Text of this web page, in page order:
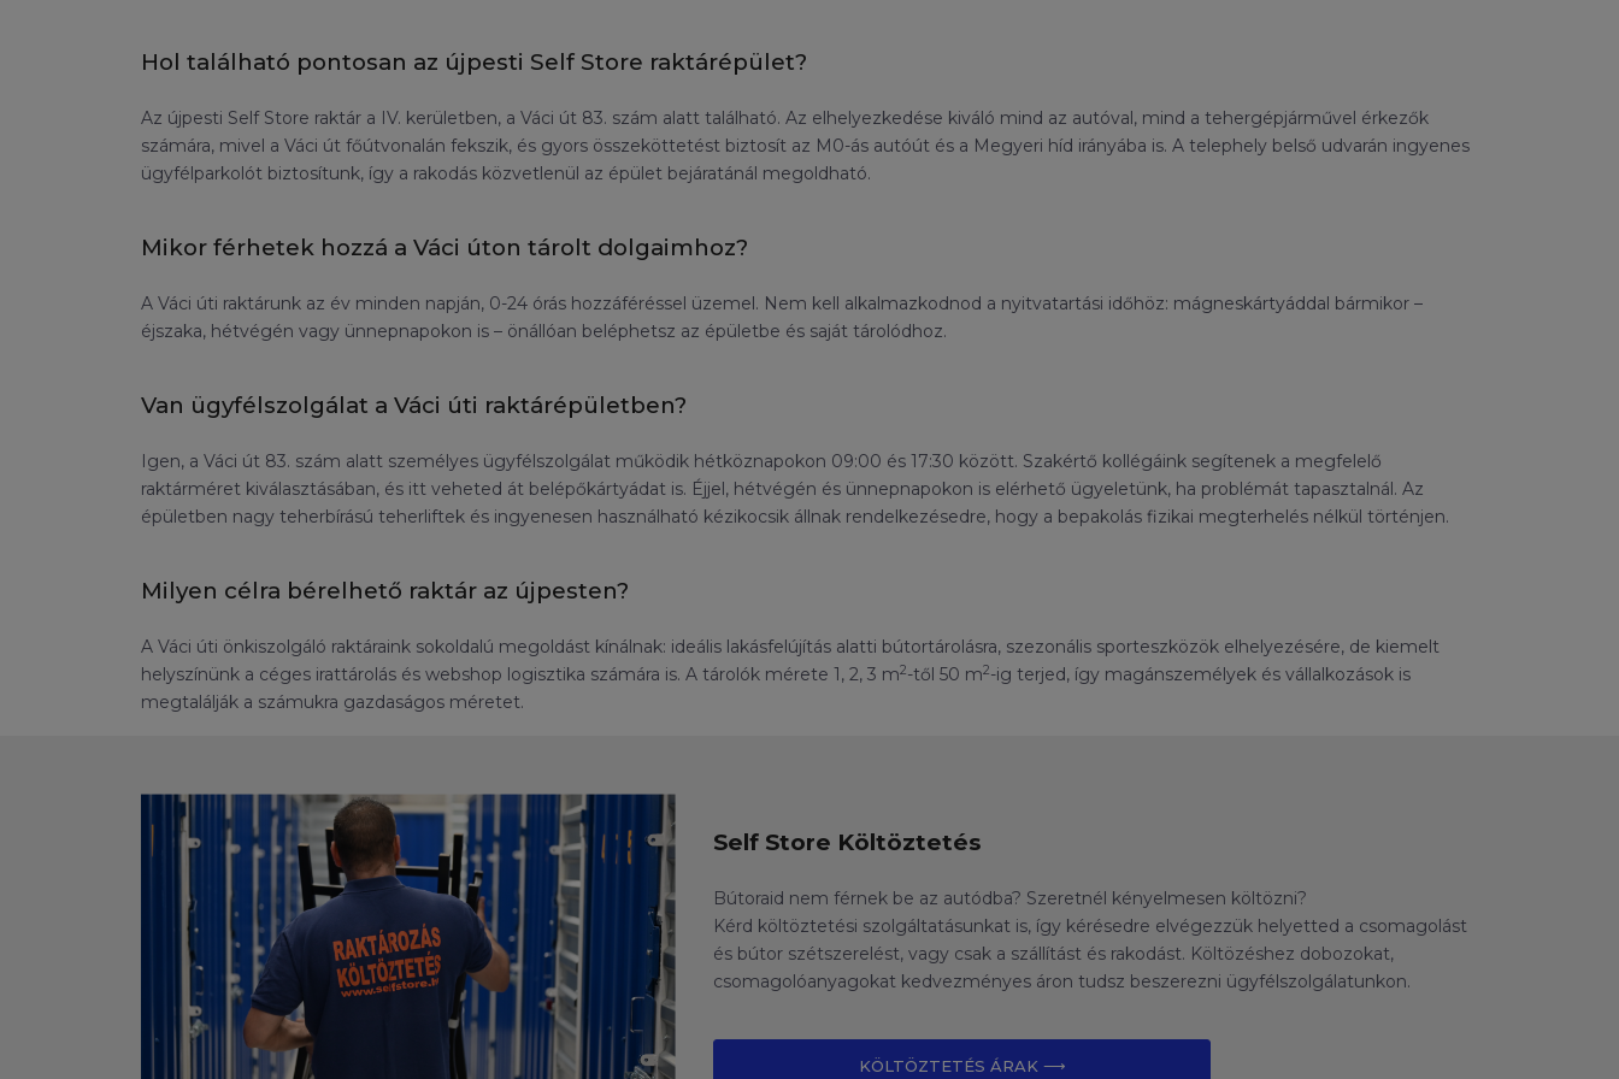
Hol található pontosan az újpesti Self Store raktárépület?
Az újpesti Self Store raktár a IV. kerületben, a Váci út 83. szám alatt található. Az elhelyezkedése kiváló mind az autóval, mind a tehergépjárművel érkezők
számára, mivel a Váci út főútvonalán fekszik, és gyors összeköttetést biztosít az M0-ás autóút és a Megyeri híd irányába is. A telephely belső udvarán ingyenes
ügyfélparkolót biztosítunk, így a rakodás közvetlenül az épület bejáratánál megoldható.
Mikor férhetek hozzá a Váci úton tárolt dolgaimhoz?
A Váci úti raktárunk az év minden napján, 0-24 órás hozzáféréssel üzemel. Nem kell alkalmazkodnod a nyitvatartási időhöz: mágneskártyáddal bármikor –
éjszaka, hétvégén vagy ünnepnapokon is – önállóan beléphetsz az épületbe és saját tárolódhoz.
Van ügyfélszolgálat a Váci úti raktárépületben?
Igen, a Váci út 83. szám alatt személyes ügyfélszolgálat működik hétköznapokon 09:00 és 17:30 között. Szakértő kollégáink segítenek a megfelelő
raktárméret kiválasztásában, és itt veheted át belépőkártyádat is. Éjjel, hétvégén és ünnepnapokon is elérhető ügyeletünk, ha problémát tapasztalnál. Az
épületben nagy teherbírású teherliftek és ingyenesen használható kézikocsik állnak rendelkezésedre, hogy a bepakolás fizikai megterhelés nélkül történjen.
Milyen célra bérelhető raktár az újpesten?
A Váci úti önkiszolgáló raktáraink sokoldalú megoldást kínálnak: ideális lakásfelújítás alatti bútortárolásra, szezonális sporteszközök elhelyezésére, de kiemelt
helyszínünk a céges irattárolás és webshop logisztika számára is. A tárolók mérete 1, 2, 3 m2-től 50 m2-ig terjed, így magánszemélyek és vállalkozások is
megtalálják a számukra gazdaságos méretet.
Self Store Költöztetés
Bútoraid nem férnek be az autódba? Szeretnél kényelmesen költözni?
Kérd költöztetési szolgáltatásunkat is, így kérésedre elvégezzük helyetted a csomagolást
és bútor szétszerelést, vagy csak a szállítást és rakodást. Költözéshez dobozokat,
csomagolóanyagokat kedvezményes áron tudsz beszerezni ügyfélszolgálatunkon.
KÖLTÖZTETÉS ÁRAK ⟶